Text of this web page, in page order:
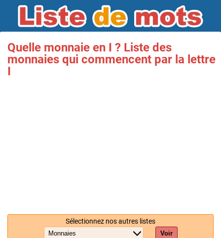
Quelle monnaie en I ? Liste des
monnaies qui commencent par la lettre
I
Sélectionnez nos autres listes
Voir